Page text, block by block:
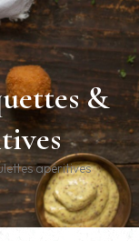
&
apéritives